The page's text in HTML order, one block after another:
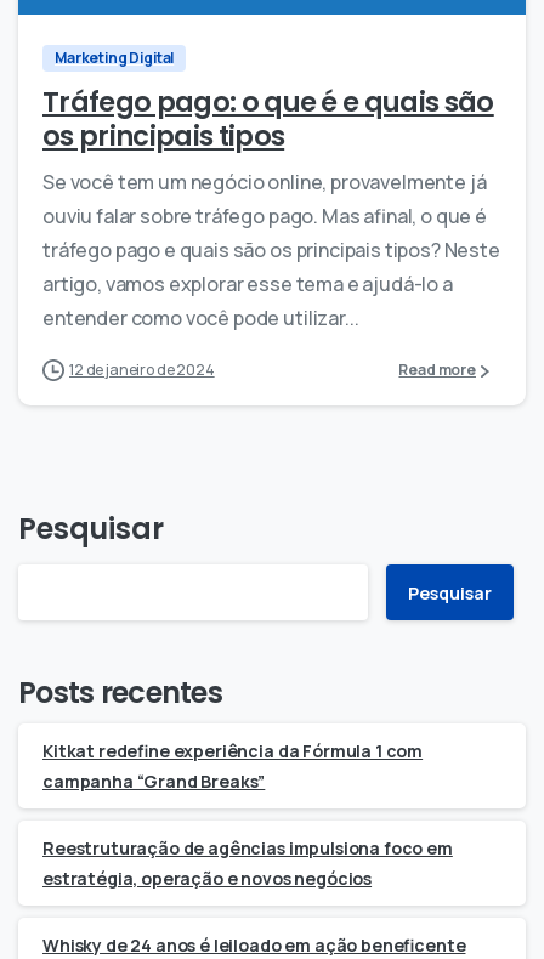
Marketing Digital
Tráfego pago: o que é e quais são
os principais tipos
Se você tem um negócio online, provavelmente já
ouviu falar sobre tráfego pago. Mas afinal, o que é
tráfego pago e quais são os principais tipos? Neste
artigo, vamos explorar esse tema e ajudá-lo a
entender como você pode utilizar...
12 de janeiro de 2024 Read more
Pesquisar
Pesquisar
Posts recentes
Kitkat redefine experiência da Fórmula 1 com
campanha “Grand Breaks”
Reestruturação de agências impulsiona foco em
estratégia, operação e novos negócios
Whisky de 24 anos é leiloado em ação beneficente